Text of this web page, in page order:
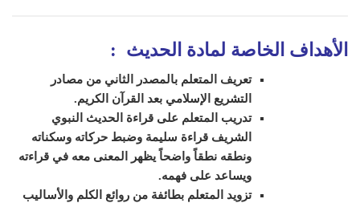
الأهداف الخاصة لمادة الحديث :
تعريف المتعلم بالمصدر الثاني من مصادر
التشريع الإسلامي بعد القرآن الكريم.
تدريب المتعلم على قراءة الحديث النبوي
الشريف قراءة سليمة وضبط حركاته وسكناته
ونطقه نطقاً واضحاً يظهر المعنى معه في قراءته
ويساعد على فهمه.
تزويد المتعلم بطائفة من روائع الكلم والأساليب